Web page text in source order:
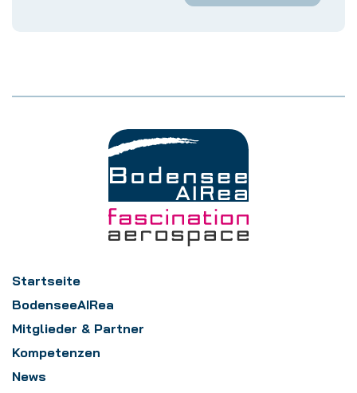
Startseite
BodenseeAIRea
Mitglieder & Partner
Kompetenzen
News